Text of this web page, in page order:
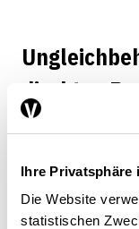
Ihre Privatsphäre
Die Website
statistischen
direkten
Die steuerliche
verheirateten
der direkten